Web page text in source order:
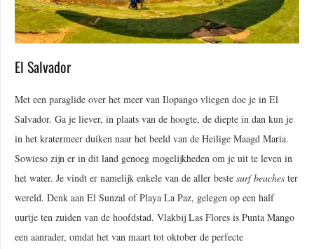
El Salvador
Met een paraglide over het meer van Ilopango vliegen doe je in El
Salvador. Ga je liever, in plaats van de hoogte, de diepte in dan kun je
in het kratermeer duiken naar het beeld van de Heilige Maagd Maria.
Sowieso zijn er in dit land genoeg mogelijkheden om je uit te leven in
het water. Je vindt er namelijk enkele van de aller beste surf beaches ter
wereld. Denk aan El Sunzal of Playa La Paz, gelegen op een half
uurtje ten zuiden van de hoofdstad. Vlakbij Las Flores is Punta Mango
een aanrader, omdat het van maart tot oktober de perfecte